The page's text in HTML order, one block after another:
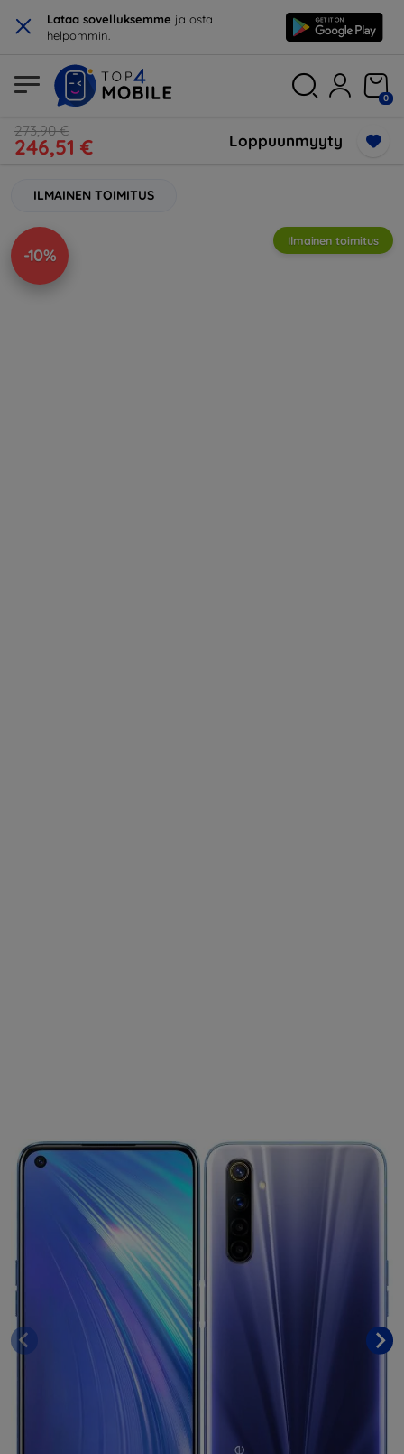
× Lataa sovelluksemme ja osta
helpommin.
0
273,90 €
246,51 € Loppuunmyyty
ILMAINEN TOIMITUS
-10%
Ilmainen toimitus